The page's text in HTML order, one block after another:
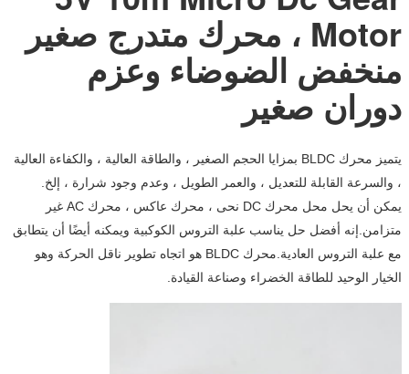
Motor ، محرك متدرج صغير
منخفض الضوضاء وعزم
دوران صغير
يتميز محرك BLDC بمزايا الحجم الصغير ، والطاقة العالية ، والكفاءة العالية
، والسرعة القابلة للتعديل ، والعمر الطويل ، وعدم وجود شرارة ، إلخ.
يمكن أن يحل محل محرك DC نحى ، محرك عاكس ، محرك AC غير
متزامن.إنه أفضل حل يناسب علبة التروس الكوكبية ويمكنه أيضًا أن يتطابق
مع علبة التروس العادية.محرك BLDC هو اتجاه تطوير ناقل الحركة وهو
الخيار الوحيد للطاقة الخضراء وصناعة القيادة.